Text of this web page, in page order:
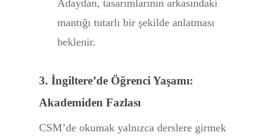
Adaydan, tasarımlarının arkasındaki
mantığı tutarlı bir şekilde anlatması
beklenir.
3. İngiltere’de Öğrenci Yaşamı:
Akademiden Fazlası
CSM’de okumak yalnızca derslere girmek